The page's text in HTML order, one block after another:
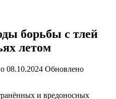
борьбы с тлей
летом
08.10.2024 Обновлено
и вредоносных